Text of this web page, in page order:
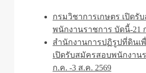
กรมวิชาการเกษตร เปิดรั
พนักงานราชการ บัดนี้-21
สำนักงานการปฏิรูปที่ดินเ
เปิดรับสมัครสอบพนักงาน
ก.ค. -3 ส.ค. 2569